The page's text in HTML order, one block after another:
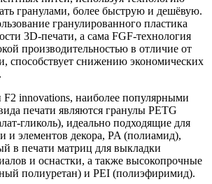
гранулами, более быструю и дешёвую.
гранулированного пластика
3D-печати, а сама FGF-технология
производительностью в отличие от
способствует снижению экономических
innovations, наиболее популярными
печати являются гранулы PETG
гликоль), идеально подходящие для
и элементов декора, PA (полиамид),
в печати матриц для выкладки
и оснастки, а также высокопрочные
полиуретан) и PEI (полиэфиримид).